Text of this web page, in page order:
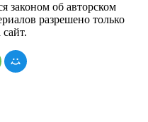
законом об авторском
разрешено только